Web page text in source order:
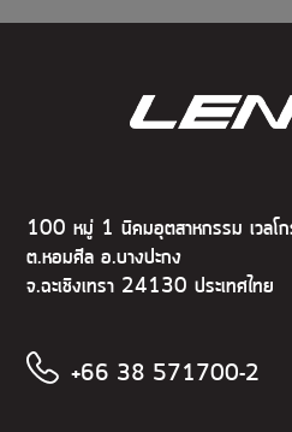
100 หมู่ 1 นิคมอุตสาหกรรม เวลโ
ต.หอมศีล อ.บางปะกง
จ.ฉะเชิงเทรา 24130 ประเทศไทย
+66 38 571700-2